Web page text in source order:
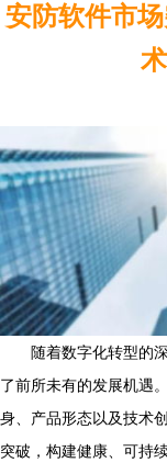
安防软件市
随着数字化转型的
了前所未有的发展机遇
身、产品形态以及技术
突破，构建健康、可持